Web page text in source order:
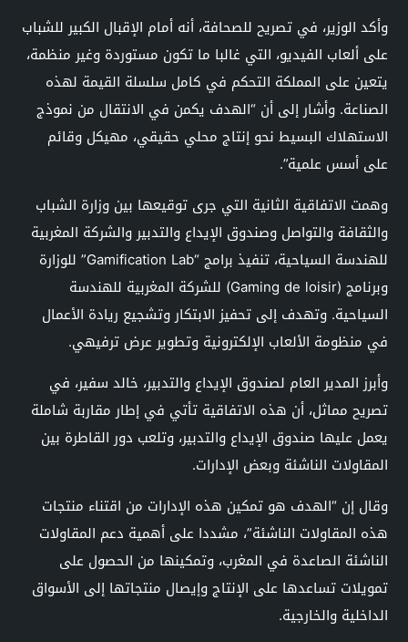
وأكد الوزير، في تصريح للصحافة، أنه أمام الإقبال الكبير للشباب
على ألعاب الفيديو، التي غالبا ما تكون مستوردة وغير منظمة،
يتعين على المملكة التحكم في كامل سلسلة القيمة لهذه
الصناعة. وأشار إلى أن “الهدف يكمن في الانتقال من نموذج
الاستهلاك البسيط نحو إنتاج محلي حقيقي، مهيكل وقائم
على أسس علمية”.
وهمت الاتفاقية الثانية التي جرى توقيعها بين وزارة الشباب
والثقافة والتواصل وصندوق الإيداع والتدبير والشركة المغربية
للهندسة السياحية، تنفيذ برامج “Gamification Lab” للوزارة
وبرنامج (Gaming de loisir) للشركة المغربية للهندسة
السياحية. وتهدف إلى تحفيز الابتكار وتشجيع ريادة الأعمال
في منظومة الألعاب الإلكترونية وتطوير عرض ترفيهي.
وأبرز المدير العام لصندوق الإيداع والتدبير، خالد سفير، في
تصريح مماثل، أن هذه الاتفاقية تأتي في إطار مقاربة شاملة
يعمل عليها صندوق الإيداع والتدبير، وتلعب دور القاطرة بين
المقاولات الناشئة وبعض الإدارات.
وقال إن “الهدف هو تمكين هذه الإدارات من اقتناء منتجات
هذه المقاولات الناشئة”، مشددا على أهمية دعم المقاولات
الناشئة الصاعدة في المغرب، وتمكينها من الحصول على
تمويلات تساعدها على الإنتاج وإيصال منتجاتها إلى الأسواق
الداخلية والخارجية.